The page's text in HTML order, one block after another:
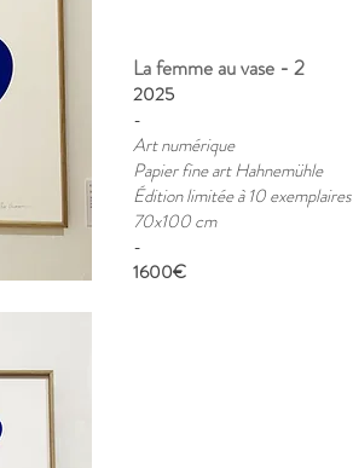
La femme au vase - 2
2025
-
Art numérique
Papier fine art Hahnemühle
Édition limitée à 10 exemplaires
70x100 cm
​-
1600€